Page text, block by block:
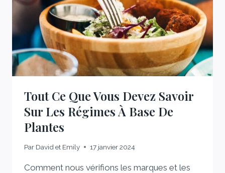
Tout Ce Que Vous Devez Savoir
Sur Les Régimes À Base De
Plantes
Par David et Emily 17 janvier 2024
Comment nous vérifions les marques et les